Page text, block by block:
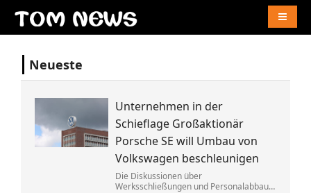
Neueste
Unternehmen in der
Schieflage Großaktionär
Porsche SE will Umbau von
Volkswagen beschleunigen
Die Diskussionen über
Werksschließungen und Personalabbau